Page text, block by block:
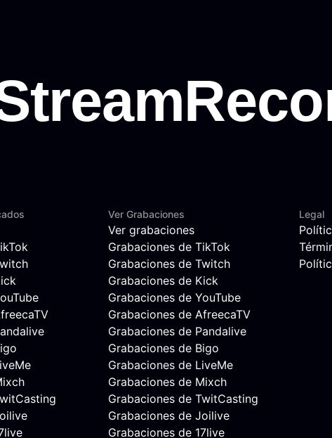
Ver Grabaciones
Ver grabaciones
Grabaciones de TikTok
Grabaciones de Twitch
Grabaciones de Kick
Grabaciones de YouTube
Grabaciones de AfreecaTV
Grabaciones de Pandalive
Grabaciones de Bigo
Grabaciones de LiveMe
Grabaciones de Mixch
Grabaciones de TwitCasting
Grabaciones de Joilive
Grabaciones de 17live
Legal